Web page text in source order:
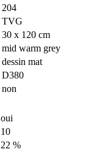
204
TVG
30 x 120 cm
mid warm grey
dessin mat
D380
non
oui
10
22 %